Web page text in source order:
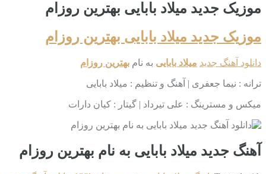
موزیک جدید میلاد بابایی بهترین روزام
موزیک جدید میلاد بابایی بهترین روزام
دانلود آهنگ جدید میلاد بابایی به نام بهترین روزام
ترانه : نیما جعفری | آهنگ و تنظیم : میلاد بابایی
میکس و مسترینگ : علی تیرداد | گیتار : کیان دارات
آهنگ جدید میلاد بابایی به نام بهترین روزام